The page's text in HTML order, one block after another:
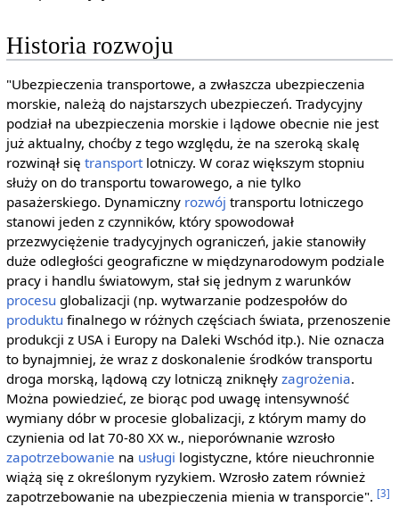
Historia rozwoju
"Ubezpieczenia transportowe, a zwłaszcza ubezpieczenia
morskie, należą do najstarszych ubezpieczeń. Tradycyjny
podział na ubezpieczenia morskie i lądowe obecnie nie jest
już aktualny, choćby z tego względu, że na szeroką skalę
rozwinął się transportlotniczy. W coraz większym stopniu
służy on do transportu towarowego, a nie tylko
pasażerskiego. Dynamiczny rozwój transportu lotniczego
stanowi jeden z czynników, który spowodował
przezwyciężenie tradycyjnych ograniczeń, jakie stanowiły
duże odległości geograficzne w międzynarodowym podziale
pracy i handlu światowym, stał się jednym z warunków
procesu globalizacji (np. wytwarzanie podzespołów do
produktu finalnego w różnych częściach świata, przenoszenie
produkcji z USA i Europy na Daleki Wschód itp.). Nie oznacza
to bynajmniej, że wraz z doskonalenie środków transportu
droga morską, lądową czy lotniczą zniknęły zagrożenia.
Można powiedzieć, ze biorąc pod uwagę intensywność
wymiany dóbr w procesie globalizacji, z którym mamy do
czynienia od lat 70-80 XX w., nieporównanie wzrosło
zapotrzebowanie na usługi logistyczne, które nieuchronnie
wiążą się z określonym ryzykiem. Wzrosło zatem również
zapotrzebowanie na ubezpieczenia mienia w transporcie". [3]